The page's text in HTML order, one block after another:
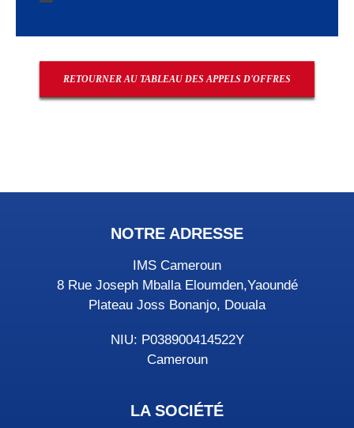
RETOURNER AU TABLEAU DES APPELS D'OFFRES
NOTRE ADRESSE
IMS Cameroun
8 Rue Joseph Mballa Eloumden,Yaoundé
Plateau Joss Bonanjo, Douala
NIU: P038900414522Y
Cameroun
LA SOCIÉTÉ